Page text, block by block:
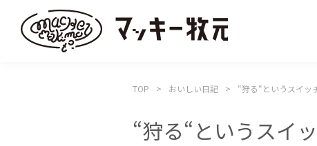
TOP おいしい日記 “狩る“というスイッ
“狩る“というスイ